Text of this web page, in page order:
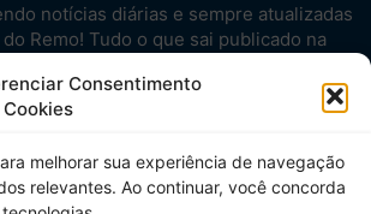
Consentimento
melhorar sua experiência de navegação
relevantes. Ao continuar, você concorda
notícias diárias e sempre atualizadas
Remo! Tudo o que sai publicado na
Site não-oficial.
SIGA-NOS